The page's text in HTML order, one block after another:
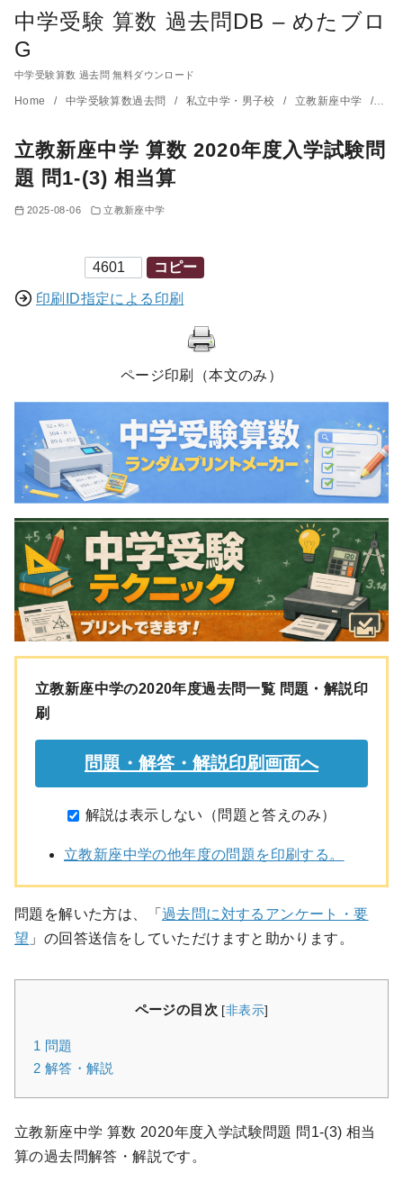
中学受験 算数 過去問DB – めたブロ
G
中学受験算数 過去問 無料ダウンロード
Home 中学受験算数過去問 私立中学・男子校 立教新座中学 立
立教新座中学 算数 2020年度入学試験問
題 問1-(3) 相当算
2025-08-06 立教新座中学
コピー
印刷ID指定による印刷
ページ印刷（本文のみ）
立教新座中学の2020年度過去問一覧 問題・解説印
刷
解説は表示しない（問題と答えのみ）
立教新座中学の他年度の問題を印刷する。
問題を解いた方は、「 過去問に対するアンケート・要
望 」の回答送信をしていただけますと助かります。
ページの目次 [非表示]
1 問題
2 解答・解説
立教新座中学 算数 2020年度入学試験問題 問1-(3) 相当
算の過去問解答・解説です。